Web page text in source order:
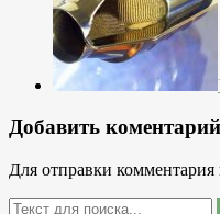
Добавить коментарий
Для отправки